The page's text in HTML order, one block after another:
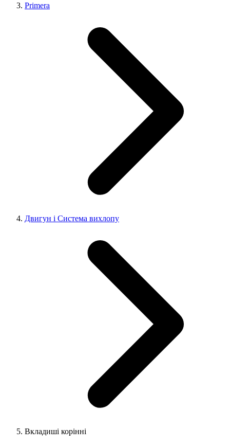
Primera
Двигун і Система вихлопу
Вкладиші корінні